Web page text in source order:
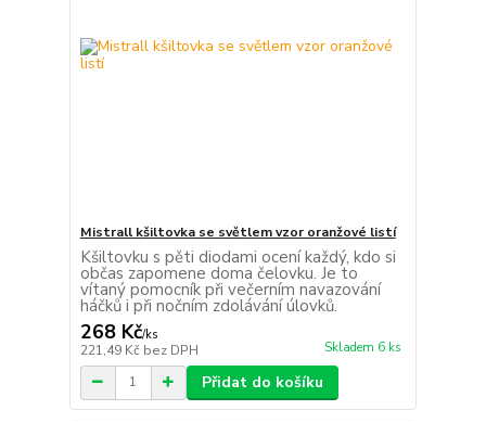
Mistrall kšiltovka se světlem vzor oranžové listí
Kšiltovku s pěti diodami ocení každý, kdo si
občas zapomene doma čelovku. Je to
vítaný pomocník při večerním navazování
háčků i při nočním zdolávání úlovků.
268 Kč/ks
221,49 Kč bez DPH Skladem 6 ks
Přidat do košíku